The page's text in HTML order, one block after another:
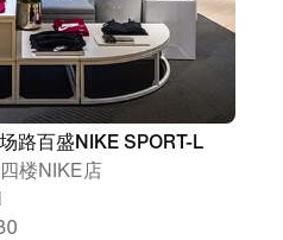
路百盛NIKE SPORT-L
楼NIKE店